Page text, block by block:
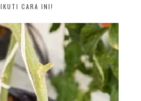
IKUTI CARA INI!